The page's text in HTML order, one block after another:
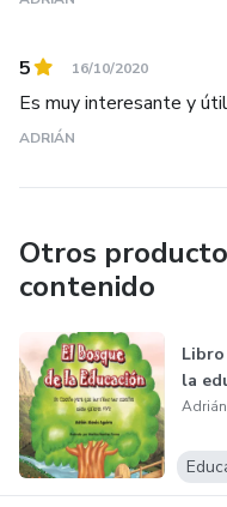
5 16/10/2020
Es muy interesante y
ADRIÁN
Otros
contenido
la